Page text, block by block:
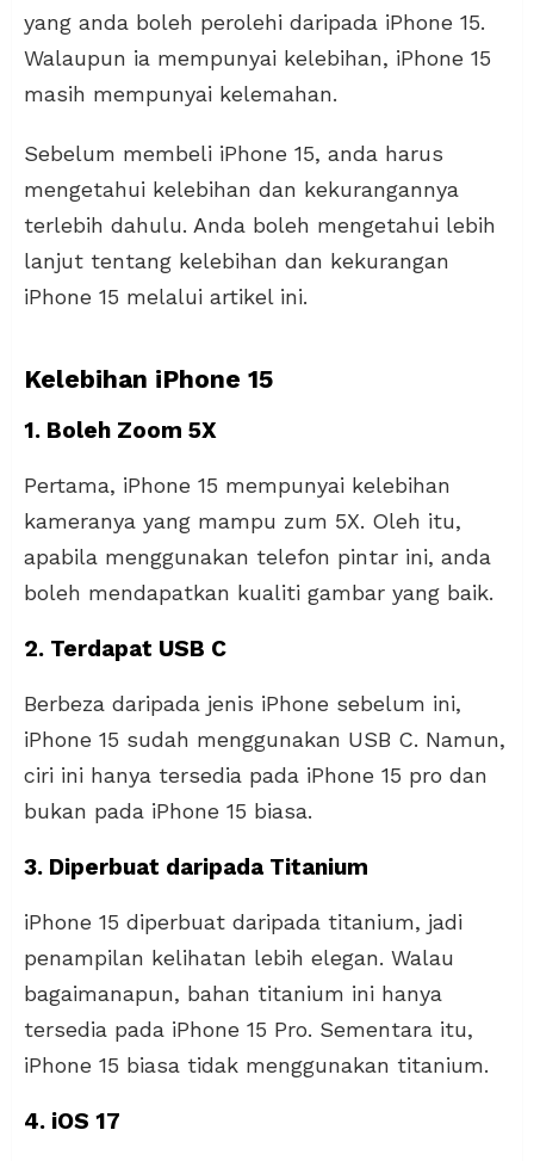
yang anda boleh perolehi daripada iPhone 15.
Walaupun ia mempunyai kelebihan, iPhone 15
masih mempunyai kelemahan.
Sebelum membeli iPhone 15, anda harus
mengetahui kelebihan dan kekurangannya
terlebih dahulu. Anda boleh mengetahui lebih
lanjut tentang kelebihan dan kekurangan
iPhone 15 melalui artikel ini.
Kelebihan iPhone 15
1. Boleh Zoom 5X
Pertama, iPhone 15 mempunyai kelebihan
kameranya yang mampu zum 5X. Oleh itu,
apabila menggunakan telefon pintar ini, anda
boleh mendapatkan kualiti gambar yang baik.
2. Terdapat USB C
Berbeza daripada jenis iPhone sebelum ini,
iPhone 15 sudah menggunakan USB C. Namun,
ciri ini hanya tersedia pada iPhone 15 pro dan
bukan pada iPhone 15 biasa.
3. Diperbuat daripada Titanium
iPhone 15 diperbuat daripada titanium, jadi
penampilan kelihatan lebih elegan. Walau
bagaimanapun, bahan titanium ini hanya
tersedia pada iPhone 15 Pro. Sementara itu,
iPhone 15 biasa tidak menggunakan titanium.
4. iOS 17